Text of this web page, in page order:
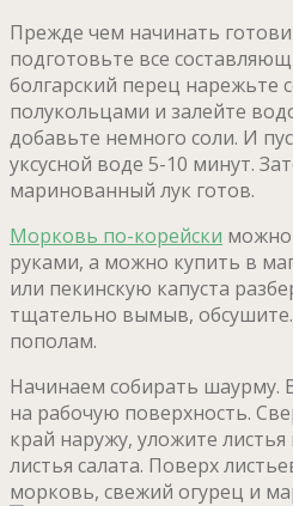
Прежде чем начинать
подготовьте все
болгарский перец нарежьте
полукольцами и залейте
добавьте немного соли. И
уксусной воде 5-10 минут.
маринованный лук готов.
Морковь по-корейски можно
руками, а можно купить в
или пекинскую капуста
тщательно вымыв,
пополам.
Начинаем собирать шаурму.
на рабочую поверхность.
край наружу, уложите
листья салата. Поверх
морковь, свежий огурец и